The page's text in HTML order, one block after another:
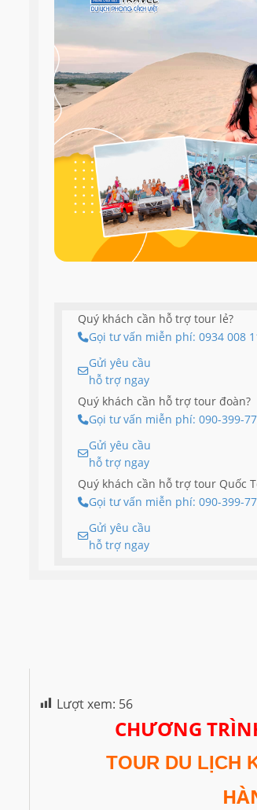
Quý khách cần hỗ trợ tour lẻ?
Gọi tư vấn miễn phí: 0934 008
Gửi yêu cầu
hỗ trợ ngay
Quý khách cần hỗ trợ tour đoàn?
Gọi tư vấn miễn phí: 090-399-
Gửi yêu cầu
hỗ trợ ngay
Quý khách cần hỗ trợ tour Quốc
Gọi tư vấn miễn phí: 090-399-
Gửi yêu cầu
hỗ trợ ngay
Lượt xem: 56
CHƯƠNG
TOUR DU LỊCH